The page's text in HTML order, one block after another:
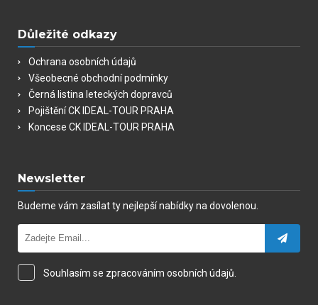
Důležité odkazy
Ochrana osobních údajů
Všeobecné obchodní podmínky
Černá listina leteckých dopravců
Pojištění CK IDEAL-TOUR PRAHA
Koncese CK IDEAL-TOUR PRAHA
Newsletter
Budeme vám zasílat ty nejlepší nabídky na dovolenou.
Souhlasím se zpracováním osobních údajů.